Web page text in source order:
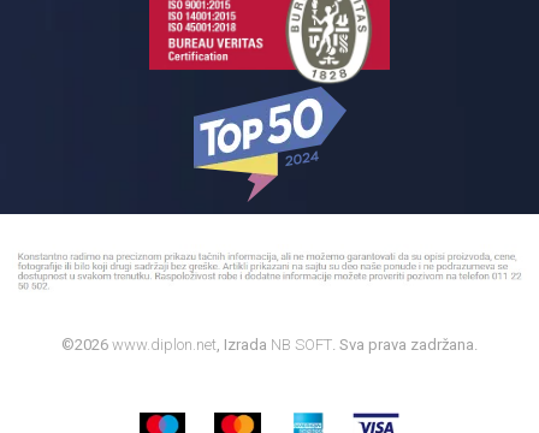
©2026 www.diplon.net , Izrada NB SOFT . Sva prava zadržana.